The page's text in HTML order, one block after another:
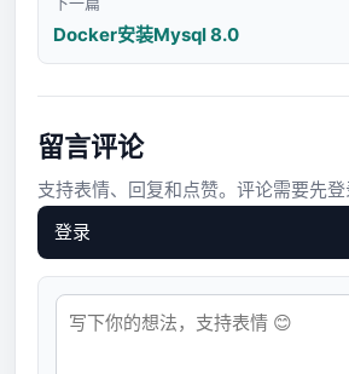
Docker安装Mysql 8.0
留言评论
支持表情、回复和点赞。评论需要先登
登录